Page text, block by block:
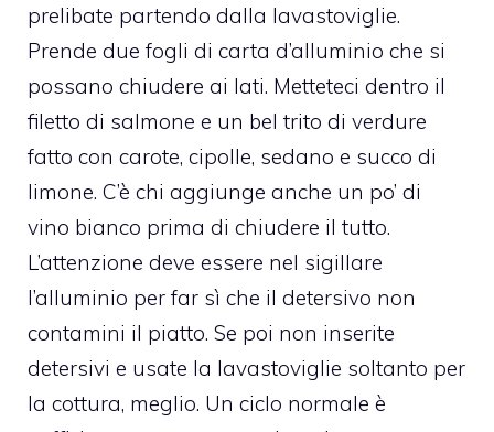
prelibate partendo dalla lavastoviglie.
Prende due fogli di carta d’alluminio che si
possano chiudere ai lati. Metteteci dentro il
filetto di salmone e un bel trito di verdure
fatto con carote, cipolle, sedano e succo di
limone. C’è chi aggiunge anche un po’ di
vino bianco prima di chiudere il tutto.
L’attenzione deve essere nel sigillare
l’alluminio per far sì che il detersivo non
contamini il piatto. Se poi non inserite
detersivi e usate la lavastoviglie soltanto per
la cottura, meglio. Un ciclo normale è